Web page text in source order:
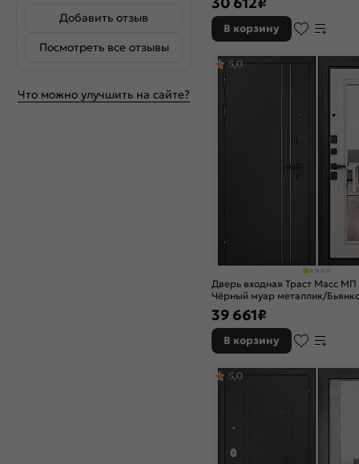
Добавить отзыв
Посмотреть все отзывы
Что можно улучшить на сайте?
В корзину
Дверь входная Траст Масс МП
Чёрный муар металлик/
зеркалом, 2 замка, с ночной
5,0
39 661₽
В корзину
5,0